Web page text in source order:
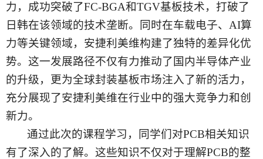
力，成功突破了FC-BGA和TGV基板技术，打破了
日韩在该领域的技术垄断。同时在车载电子、AI算
力等关键领域，安捷利美维构建了独特的差异化优
势。这一发展路径不仅有力推动了国内半导体产业
的升级，更为全球封装基板市场注入了新的活力，
充分展现了安捷利美维在行业中的强大竞争力和创
新力。
通过此次的课程学习，同学们对PCB相关知识
有了深入的了解。这些知识不仅对于理解PCB的整